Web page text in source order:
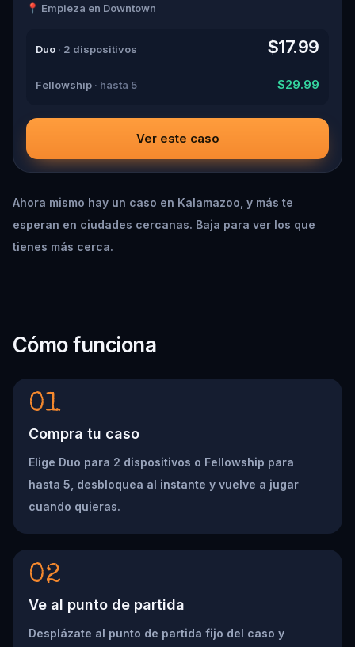
suspects, and expose the real murderer before they strike
📍 Empieza en Downtown
Duo · 2 dispositivos $17.99
Fellowship · hasta 5 $29.99
Ver este caso
Ahora mismo hay un caso en Kalamazoo, y más te
esperan en ciudades cercanas. Baja para ver los que
tienes más cerca.
Cómo funciona
01
Compra tu caso
Elige Duo para 2 dispositivos o Fellowship para
hasta 5, desbloquea al instante y vuelve a jugar
cuando quieras.
02
Ve al punto de partida
Desplázate al punto de partida fijo del caso y